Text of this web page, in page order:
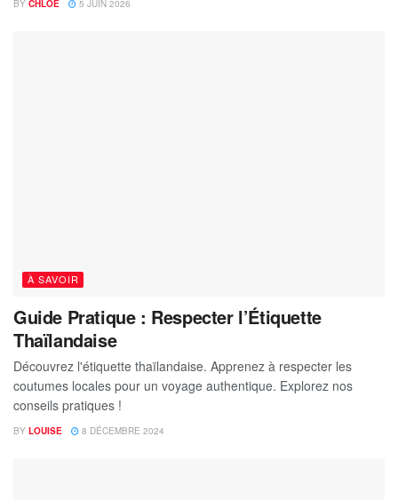
BY CHLOÉ 5 JUIN 2026
À SAVOIR
Guide Pratique : Respecter l’Étiquette
Thaïlandaise
Découvrez l'étiquette thaïlandaise. Apprenez à respecter les
coutumes locales pour un voyage authentique. Explorez nos
conseils pratiques !
BY LOUISE 8 DÉCEMBRE 2024